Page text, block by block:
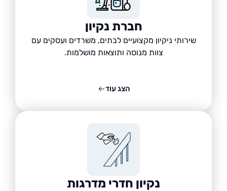
חברת נקיון
שירותי ניקיון מקצועיים לבתים, משרדים ועסקים עם
צוות מנוסה ותוצאות מושלמות.
נקיון חדרי מדרגות